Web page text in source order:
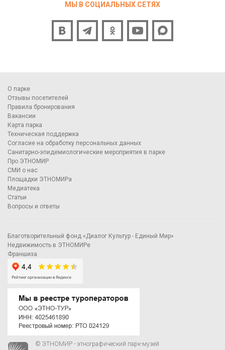
МЫ В СОЦИАЛЬНЫХ СЕТЯХ
О парке
Отзывы посетителей
Правила бронирования
Вакансии
Карта парка
Техническая поддержка
Согласие на обработку персональных данных
Санитарно-эпидемиологические мероприятия в парке
Про ЭТНОМИР
СМИ о нас
Площадки ЭТНОМИРа
Медиатека
Статьи
Вопросы и ответы
Благотворительный фонд «Диалог Культур - Единый Мир»
Недвижимость в ЭТНОМИРе
Франшиза
© ЭТНОМИР - этнографический парк-музей